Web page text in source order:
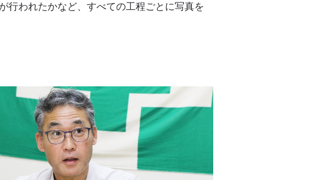
行われたかなど、すべての工程ごとに写真を